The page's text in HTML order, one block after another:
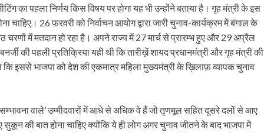
का पहला निर्णय किस विषय पर होगा यह भी उन्होंने बताया है। गृह मंत्री के इस
चाहिए। 26 फ़रवरी को निर्वाचन आयोग द्वारा जारी चुनाव-कार्यक्रम में बंगाल के
चरणों में मतदान हो रहा है। अपने राज्य में 27 मार्च से प्रारम्भ हुए और 29 अप्रैल
की पहली प्रतिक्रिया यही थी कि तारीख़ें शायद प्रधानमंत्री और गृह मंत्री की
कि इससे भाजपा को देश की एकमात्र महिला मुख्यमंत्री के ख़िलाफ़ व्यापक चुनाव
सम्भावना वाले’ उम्मीदवारों में आधे से अधिक वे हैं जो तृणमूल सहित दूसरे दलों से आए
की बात होना चाहिए क्योंकि ये ही लोग अगर चुनाव जीतने के बाद भाजपा में